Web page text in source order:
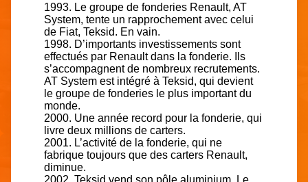
1993. Le groupe de fonderies Renault, AT
System, tente un rapprochement avec celui
de Fiat, Teksid. En vain.
1998. D’importants investissements sont
effectués par Renault dans la fonderie. Ils
s’accompagnent de nombreux recrutements.
AT System est intégré à Teksid, qui devient
le groupe de fonderies le plus important du
monde.
2000. Une année record pour la fonderie, qui
livre deux millions de carters.
2001. L’activité de la fonderie, qui ne
fabrique toujours que des carters Renault,
diminue.
2002. Teksid vend son pôle aluminium. Le